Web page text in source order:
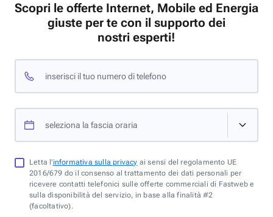
Scopri le offerte Internet, Mobile ed Energia
giuste per te con il supporto dei
nostri esperti!
inserisci il tuo numero di telefono
seleziona la fascia oraria
Letta l'informativa sulla privacy ai sensi del regolamento UE
2016/679 do il consenso al trattamento dei dati personali per
ricevere contatti telefonici sulle offerte commerciali di Fastweb e
sulla disponibilità del servizio, in base alla finalità #2
(facoltativo).